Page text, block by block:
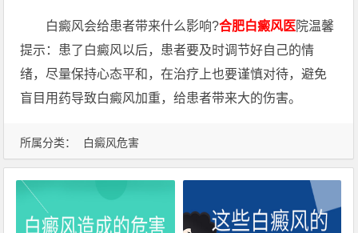
所属分类： 白癜风危害
白癜风会给患者带来什么影响?合肥白癜风医院温馨
提示：患了白癜风以后，患者要及时调节好自己的情
绪，尽量保持心态平和，在治疗上也要谨慎对待，避免
盲目用药导致白癜风加重，给患者带来大的伤害。